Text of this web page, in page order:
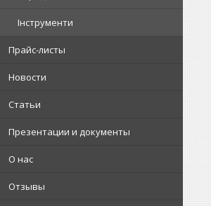
Інструменти
Прайс-листы
Новости
Статьи
Презентации и документы
О нас
Отзывы